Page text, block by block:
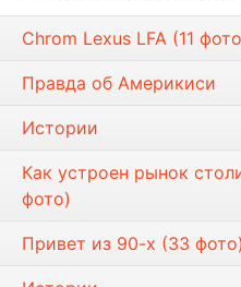
Chrom Lexus LFA (11
Правда об Америкиси
Истории
Как устроен рынок
фото)
Привет из 90-х (33 фото)